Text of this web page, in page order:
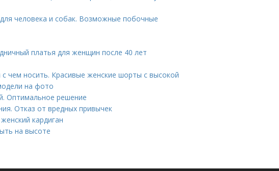
человека и собак. Возможные побочные
платья для женщин после 40 лет
чем носить. Красивые женские шорты с высокой
на фото
Оптимальное решение
Отказ от вредных привычек
кардиган
на высоте